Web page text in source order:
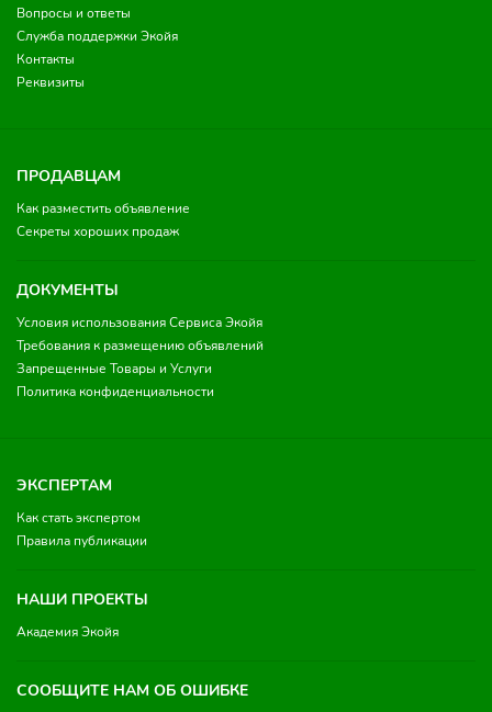
Вопросы и ответы
Служба поддержки Экойя
Контакты
Реквизиты
ПРОДАВЦАМ
Как разместить объявление
Секреты хороших продаж
ДОКУМЕНТЫ
Условия использования Сервиса Экойя
Требования к размещению объявлений
Запрещенные Товары и Услуги
Политика конфиденциальности
ЭКСПЕРТАМ
Как стать экспертом
Правила публикации
НАШИ ПРОЕКТЫ
Академия Экойя
СООБЩИТЕ НАМ ОБ ОШИБКЕ